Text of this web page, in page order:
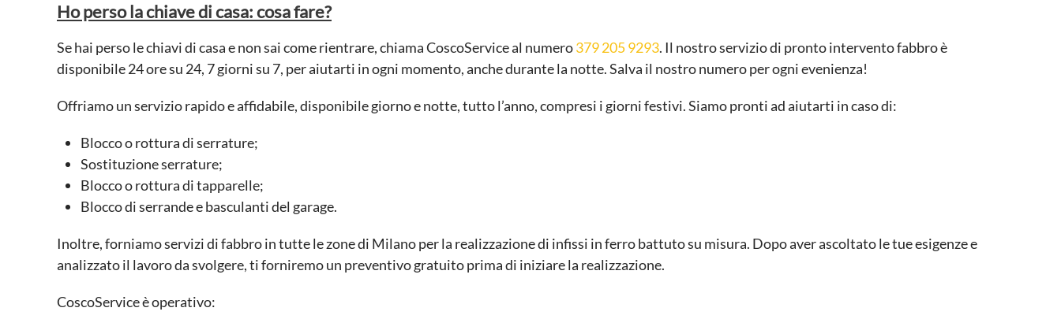
Ho perso la chiave di casa: cosa fare?
Se hai perso le chiavi di casa e non sai come rientrare, chiama CoscoService al numero379 205 9293. Il nostro servizio di pronto intervento fabbro è
disponibile 24 ore su 24, 7 giorni su 7, per aiutarti in ogni momento, anche durante la notte. Salva il nostro numero per ogni evenienza!
Offriamo un servizio rapido e affidabile, disponibile giorno e notte, tutto l’anno, compresi i giorni festivi. Siamo pronti ad aiutarti in caso di:
Blocco o rottura di serrature;
Sostituzione serrature;
Blocco o rottura di tapparelle;
Blocco di serrande e basculanti del garage.
Inoltre, forniamo servizi di fabbro in tutte le zone di Milano per la realizzazione di infissi in ferro battuto su misura. Dopo aver ascoltato le tue esigenze e
analizzato il lavoro da svolgere, ti forniremo un preventivo gratuito prima di iniziare la realizzazione.
CoscoService è operativo: